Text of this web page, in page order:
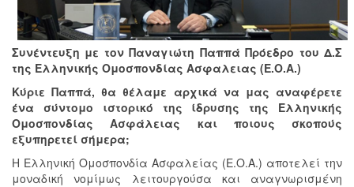
Συνέντευξη με τον Παναγιώτη Παππά Πρόεδρο του Δ.Σ
της Ελληνικής Ομοσπονδίας Ασφαλειας (E.O.A.)
Κύριε Παππά, θα θέλαμε αρχικά να μας αναφέρετε
ένα σύντομο ιστορικό της ίδρυσης της Ελληνικής
Ομοσπονδίας Ασφάλειας και ποιους σκοπούς
εξυπηρετεί σήμερα;
Η Ελληνική Ομοσπονδία Ασφαλείας (Ε.Ο.Α.) αποτελεί την
μοναδική νομίμως λειτουργούσα και αναγνωρισμένη